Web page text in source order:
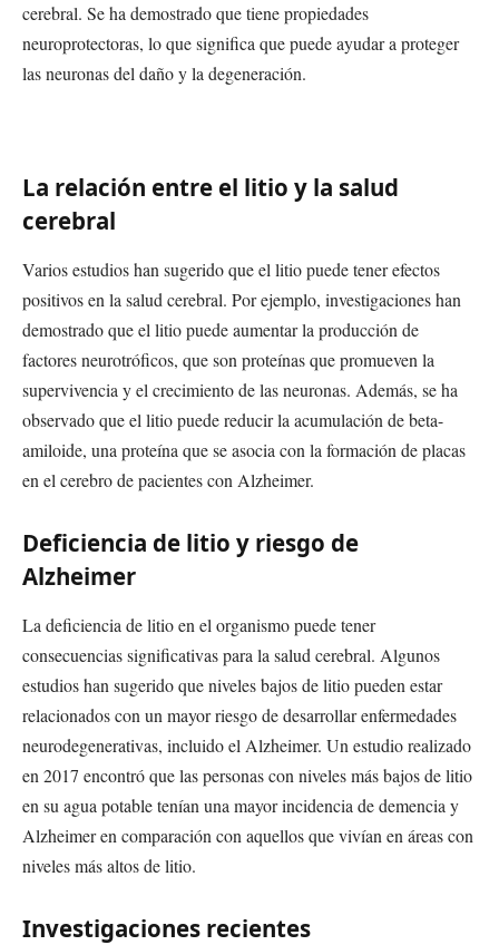
cerebral. Se ha demostrado que tiene propiedades
neuroprotectoras, lo que significa que puede ayudar a proteger
las neuronas del daño y la degeneración.
La relación entre el litio y la salud
cerebral
Varios estudios han sugerido que el litio puede tener efectos
positivos en la salud cerebral. Por ejemplo, investigaciones han
demostrado que el litio puede aumentar la producción de
factores neurotróficos, que son proteínas que promueven la
supervivencia y el crecimiento de las neuronas. Además, se ha
observado que el litio puede reducir la acumulación de beta-
amiloide, una proteína que se asocia con la formación de placas
en el cerebro de pacientes con Alzheimer.
Deficiencia de litio y riesgo de
Alzheimer
La deficiencia de litio en el organismo puede tener
consecuencias significativas para la salud cerebral. Algunos
estudios han sugerido que niveles bajos de litio pueden estar
relacionados con un mayor riesgo de desarrollar enfermedades
neurodegenerativas, incluido el Alzheimer. Un estudio realizado
en 2017 encontró que las personas con niveles más bajos de litio
en su agua potable tenían una mayor incidencia de demencia y
Alzheimer en comparación con aquellos que vivían en áreas con
niveles más altos de litio.
Investigaciones recientes